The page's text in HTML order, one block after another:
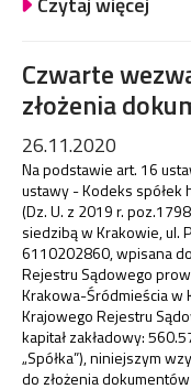
Czwarte
złożenia
26.11.2020
Na podstawie art. 16
ustawy - Kodeks
(Dz. U. z 2019 r.
siedzibą w Krakowie, ul.
6110202860, wpisana
Rejestru Sądowego
Krakowa-Śródmieścia w
Krajowego Rejestru
kapitał zakładowy:
„Spółka”), niniejszym
do złożenia